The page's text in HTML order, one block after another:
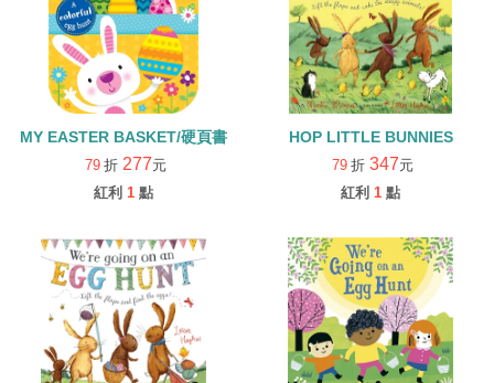
MY EASTER BASKET/硬頁書
79 折 277元
紅利 1 點
HOP LITTLE BUNNIES
79 折 347元
紅利 1 點